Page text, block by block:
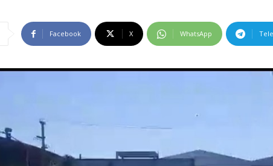
Facebook X WhatsApp